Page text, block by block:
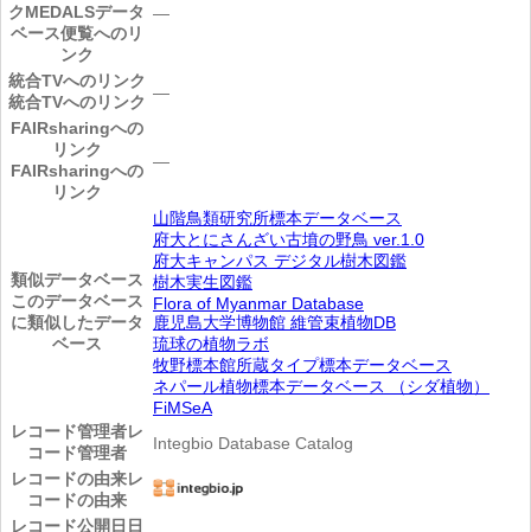
クMEDALSデータ
ベース便覧へのリ
ンク
―
統合TVへのリンク
統合TVへのリンク ―
FAIRsharingへの
リンク
FAIRsharingへの
リンク
―
類似データベース
このデータベース
に類似したデータ
ベース
山階鳥類研究所標本データベース
府大とにさんざい古墳の野鳥 ver.1.0
府大キャンパス デジタル樹木図鑑
樹木実生図鑑
Flora of Myanmar Database
鹿児島大学博物館 維管束植物DB
琉球の植物ラボ
牧野標本館所蔵タイプ標本データベース
ネパール植物標本データベース （シダ植物）
FiMSeA
レコード管理者レ
コード管理者
Integbio Database Catalog
レコードの由来レ
コードの由来
レコード公開日 日